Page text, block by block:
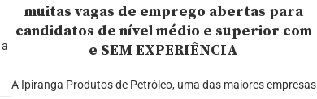
muitas vagas de emprego abertas para
candidatos de nível médio e superior com
e SEM EXPERIÊNCIA
A Ipiranga Produtos de Petróleo, uma das maiores empresas